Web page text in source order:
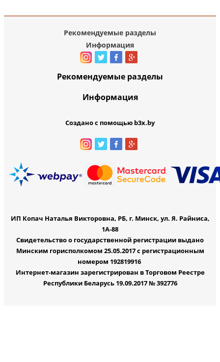
Рекомендуемые разделы
Информация
Рекомендуемые разделы
Информация
Создано с помощью b3x.by
ИП Копач Наталья Викторовна, РБ, г. Минск, ул. Я. Райниса,
1А-88
Свидетельство о государственной регистрации выдано
Минским горисполкомом 25.05.2017 с регистрационным
номером 192819916
Интернет-магазин зарегистрирован в Торговом Реестре
Республики Беларусь 19.09.2017 № 392776